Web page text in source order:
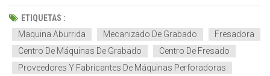
ETIQUETAS :
Maquina Aburrida
Mecanizado De Grabado
Fresadora
Centro De Máquinas De Grabado
Centro De Fresado
Proveedores Y Fabricantes De Máquinas Perforadoras